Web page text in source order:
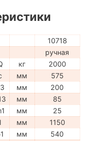
10718
ручная
кг
2000
мм
575
мм
200
мм
85
мм
25
l мм
1150
мм
540